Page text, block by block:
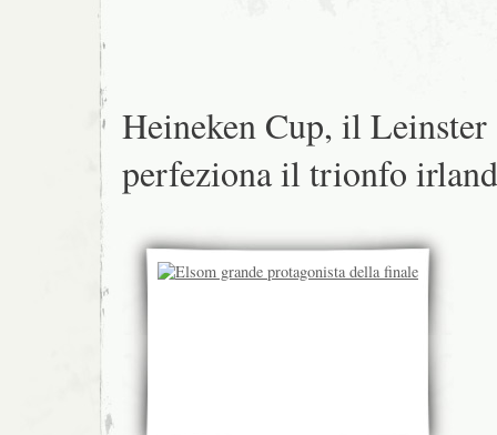
Heineken Cup, il Leinster
perfeziona il trionfo